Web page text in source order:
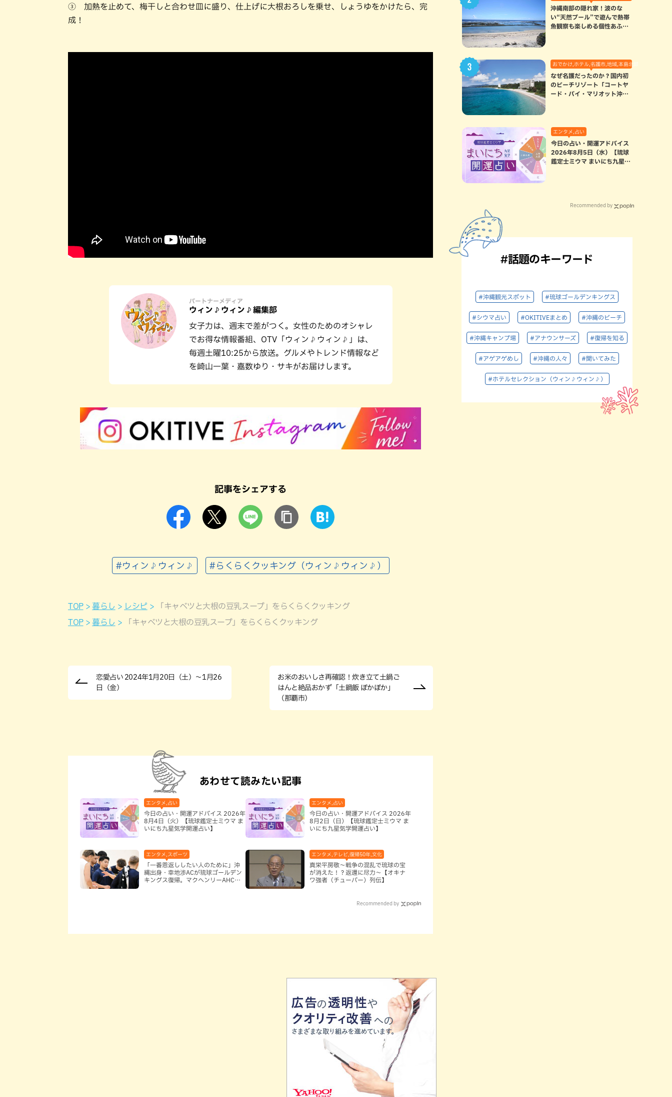
③ 加熱を止めて、梅干しと合わせ皿に盛り、仕上げに大根おろしを乗せ、しょうゆをかけたら、完
成！
パートナーメディア
ウィン♪ウィン♪編集部
女子力は、週末で差がつく。女性のためのオシャレ
でお得な情報番組、OTV「ウィン♪ウィン♪」は、
毎週土曜10:25から放送。グルメやトレンド情報など
を崎山一葉・嘉数ゆり・サキがお届けします。
記事をシェアする
#ウィン♪ウィン♪ #らくらくクッキング（ウィン♪ウィン♪）
TOP 暮らし レシピ
「キャベツと大根の豆乳スープ」をらくらくクッキング
TOP
暮らし 「キャベツと大根の豆乳スープ」をらくらくクッキング
恋愛占い 2024年1月20日（土）～1月26
日（金）
お米のおいしさ再確認！炊き立て土鍋ご
はんと絶品おかず「土鍋飯 ぽかぽか」
（那覇市）
あわせて読みたい記事
エンタメ,占い
今日の占い・開運アドバイス 2026年
8月4日（火）【琉球鑑定士ミウマ ま
いにち九星気学開運占い】
エンタメ,占い
今日の占い・開運アドバイス 2026年
8月2日（日）【琉球鑑定士ミウマ ま
いにち九星気学開運占い】
エンタメ,スポーツ
「一番恩返ししたい人のために」沖
縄出身・幸地渉ACが琉球ゴールデン
キングス復帰。マクヘンリーAHCに
エンタメ,テレビ,復帰50年,文化
真栄平房敬～戦争の混乱で琉球の宝
が消えた！？返還に尽力～【オキナ
ワ強者（チューバー）列伝】
Recommended by
沖縄南部の隠れ家！波のな
い“天然プール”で遊んで熱帯
魚観察も楽しめる個性あふれ
おでかけ,ホテル,名護市,地域,本島北部
なぜ名護だったのか？国内初
のビーチリゾート「コートヤ
ード・バイ・マリオット沖縄
エンタメ,占い
今日の占い・開運アドバイス
2026年8月5日（水）【琉球
鑑定士ミウマ まいにち九星気
Recommended by
#話題のキーワード
#沖縄観光スポット #琉球ゴールデンキングス
#シウマ占い #OKITIVEまとめ #沖縄のビーチ
#沖縄キャンプ場 #アナウンサーズ #復帰を知る
#アゲアゲめし #沖縄の人々 #聞いてみた
#ホテルセレクション（ウィン♪ウィン♪）